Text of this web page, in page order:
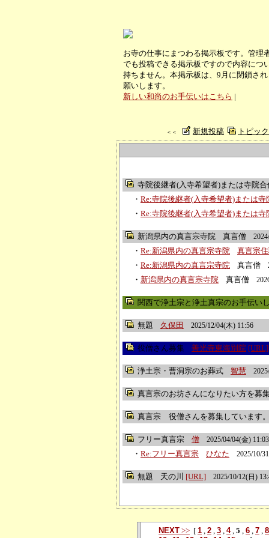
お寺の仕事にまつわる掲示板です。管理
でも投稿できる掲示板ですので内容につ
持ちません。本掲示板は、9月に閉鎖さ
願いします。
新しい和尚のお手伝いはこちら |
＜＜ 新規投稿 トピッ
寺院後継者(入寺希望者)または寺院合
・ Re:寺院後継者(入寺希望者)または寺
・ Re:寺院後継者(入寺希望者)または寺
新潟県内の真言宗寺院 真言僧
・ Re:新潟県内の真言宗寺院
真言宗
・ Re:新潟県内の真言宗寺院 真言僧
・ 新潟県内の真言宗寺院 真言僧
関西で浄土宗と浄土真宗のお手伝い
無題 久保田 2025/12/04(木) 11:56
役僧さん募集 善光寺東海別院 [URL]
浄土宗・曹洞宗のお葬式 智慧
真言宗のお坊さんになりたい方を募
真言宗 役僧さんを募集しています
フリー真言宗 僧 2025/04/04(金) 11:03
・ Re:フリー真言宗 ひなた 2025/10/
無題 天の川 [URL] 2025/10/12(日)
NEXT >> [ 1 , 2 , 3 , 4, 5 , 6 , 7 , 8